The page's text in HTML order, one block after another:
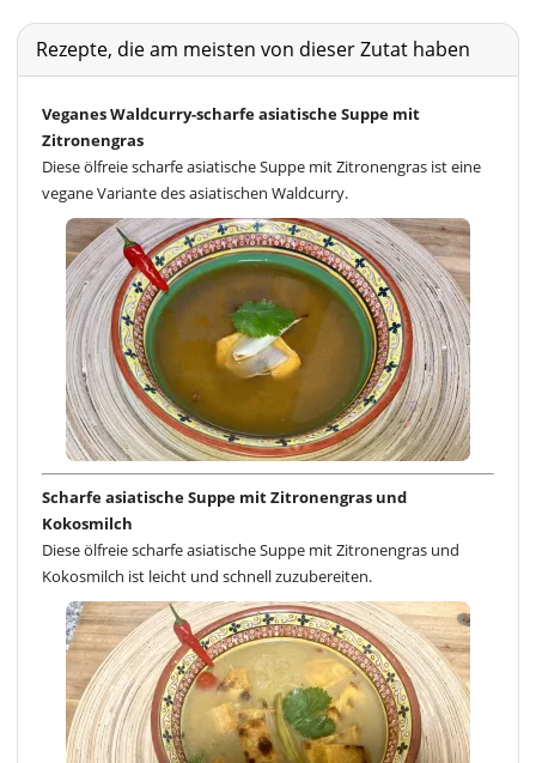
Rezepte, die am meisten von dieser Zutat haben
Veganes Waldcurry-scharfe asiatische Suppe mit
Zitronengras
Diese ölfreie scharfe asiatische Suppe mit Zitronengras ist eine
vegane Variante des asiatischen Waldcurry.
Scharfe asiatische Suppe mit Zitronengras und
Kokosmilch
Diese ölfreie scharfe asiatische Suppe mit Zitronengras und
Kokosmilch ist leicht und schnell zuzubereiten.